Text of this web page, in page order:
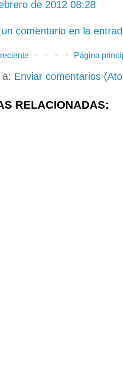
de 2012 08:28
comentario en la
Página
Enviar comentarios
RELACIONADAS: